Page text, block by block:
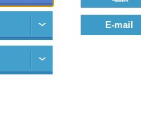
E-mail